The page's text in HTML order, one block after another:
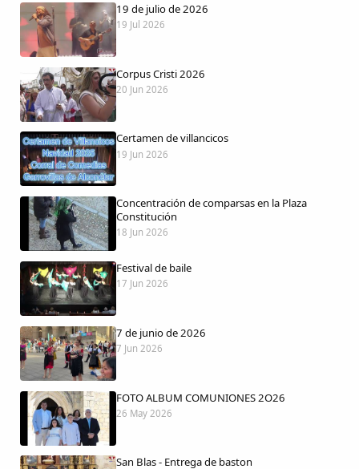
19 de julio de 2026
19 Jul 2026
Corpus Cristi 2026
20 Jun 2026
Certamen de villancicos
19 Jun 2026
Concentración de comparsas en la Plaza
Constitución
18 Jun 2026
Festival de baile
17 Jun 2026
7 de junio de 2026
7 Jun 2026
FOTO ALBUM COMUNIONES 2O26
26 May 2026
San Blas - Entrega de baston
Compartir en Facebook
Compartir en Twitter
Copiar enlace